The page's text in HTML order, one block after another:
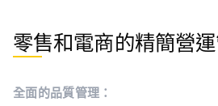
零售和電商的精簡營
全面的品質管理：